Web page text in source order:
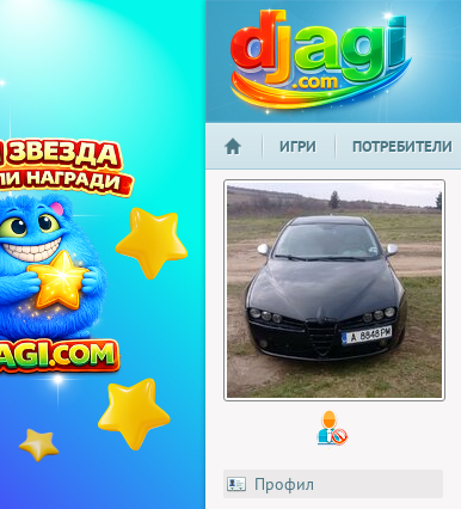
djagi.com
НАЧАЛО
ИГРИ ПОТРЕБИТЕЛИ
Профил